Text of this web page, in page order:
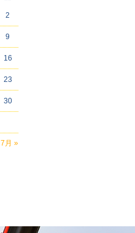
7月 »
2
9
16
23
30